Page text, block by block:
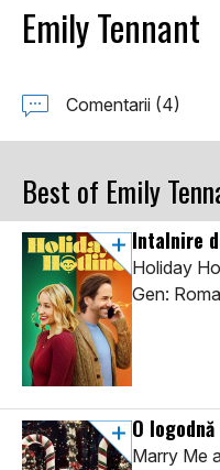
Emily Tennant
Comentarii (4)
Best of Emily
Intalnire
Holiday
Gen:
O
Marry Me